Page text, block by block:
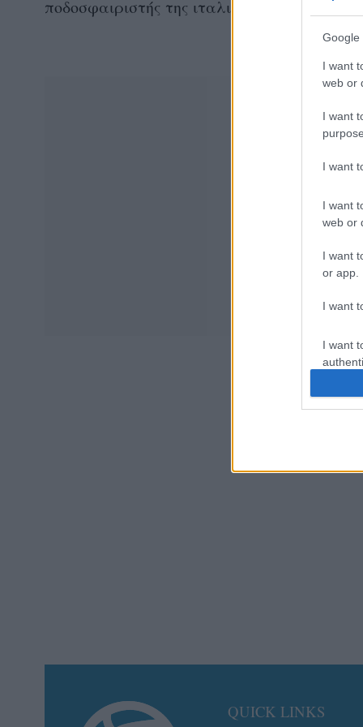
Google
I want
web or
I want
I want
I want
web or
I want
or app.
I want
I want
ποδοσφαιριστής της ιταλικής Ίντερ, που
QUICK LINKS